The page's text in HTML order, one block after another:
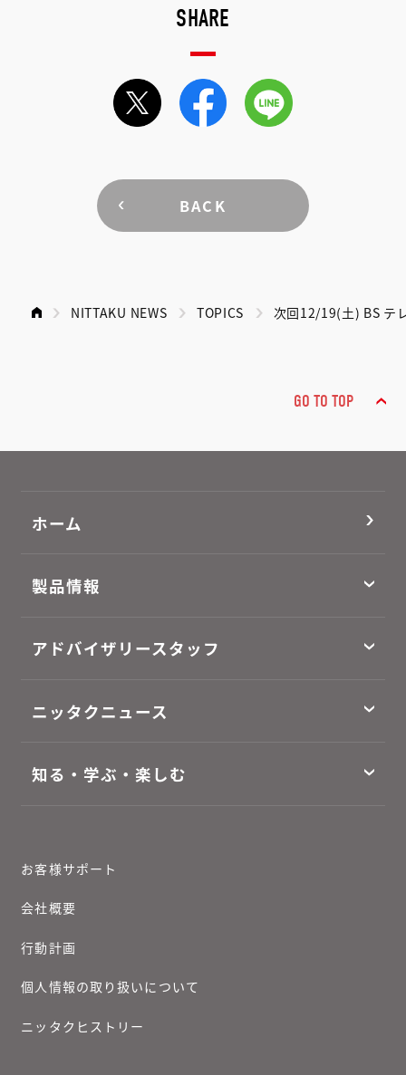
SHARE
BACK
NITTAKU NEWS TOPICS 次回12/19(土) BS テ
GO TO TOP
ホーム
製品情報
アドバイザリースタッフ
ニッタクニュース
知る・学ぶ・楽しむ
お客様サポート
会社概要
行動計画
個人情報の取り扱いについて
ニッタクヒストリー